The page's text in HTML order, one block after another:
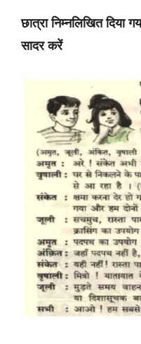
छात्रा निम्नलिखित
सादर करें